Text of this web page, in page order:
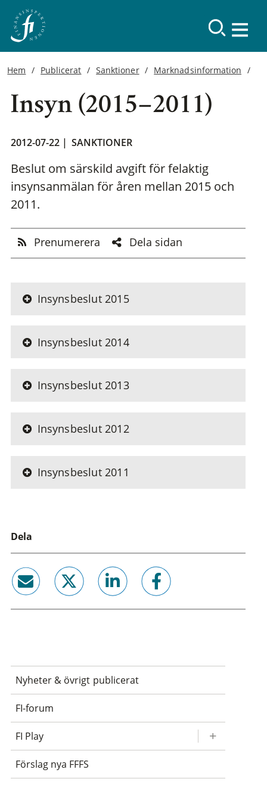
Hem Publicerat Sanktioner Marknadsinformation
Insyn (2015–2011)
2012-07-22 | SANKTIONER
Beslut om särskild avgift för felaktig
insynsanmälan för åren mellan 2015 och
2011.
Prenumerera Dela sidan
Insynsbeslut 2015
Insynsbeslut 2014
Insynsbeslut 2013
Insynsbeslut 2012
Insynsbeslut 2011
Dela
Nyheter & övrigt publicerat
FI-forum
FI Play
Förslag nya FFFS